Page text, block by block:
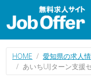
HOME 愛知県の求人
あいちUIJターン支援